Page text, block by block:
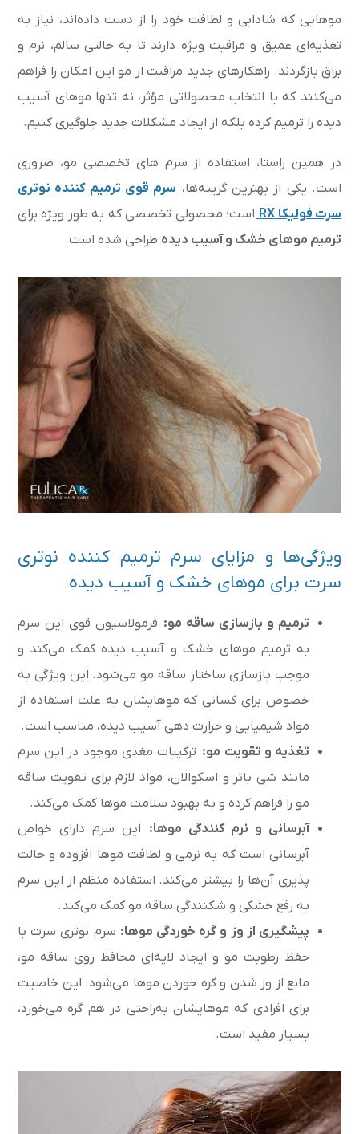
موهایی که شادابی و لطافت خود را از دست داده‌اند، نیاز به
تغذیه‌ای عمیق و مراقبت ویژه دارند تا به حالتی سالم، نرم و
براق بازگردند. راهکارهای جدید مراقبت از مو این امکان را فراهم
می‌کنند که با انتخاب محصولاتی مؤثر، نه تنها موهای آسیب
دیده را ترمیم کرده بلکه از ایجاد مشکلات جدید جلوگیری کنیم.
در همین راستا، استفاده از سرم های تخصصی مو، ضروری
است. یکی از بهترین گزینه‌ها، سرم قوی ترمیم کننده نوتری
سرت فولیکا RX
است؛ محصولی تخصصی که به طور ویژه برای
ترمیم موهای خشک و آسیب دیده طراحی شده است.
ویژگی‌ها و مزایای سرم ترمیم کننده نوتری
سرت برای موهای خشک و آسیب دیده
ترمیم و بازسازی ساقه مو: فرمولاسیون قوی این سرم
به ترمیم موهای خشک و آسیب دیده کمک می‌کند و
موجب بازسازی ساختار ساقه مو می‌شود. این ویژگی به
خصوص برای کسانی که موهایشان به علت استفاده از
مواد شیمیایی و حرارت دهی آسیب‌ دیده، مناسب است.
تغذیه و تقویت مو: ترکیبات مغذی موجود در این سرم
مانند شی باتر و اسکوالان، مواد لازم برای تقویت ساقه
مو را فراهم کرده و به بهبود سلامت موها کمک می‌کند.
آبرسانی و نرم کنندگی موها: این سرم دارای خواص
آبرسانی است که به نرمی و لطافت موها افزوده و حالت
پذیری آن‌ها را بیشتر می‌کند. استفاده منظم از این سرم
به رفع خشکی و شکنندگی ساقه مو کمک می‌کند.
پیشگیری از وز و گره خوردگی موها: سرم نوتری سرت با
حفظ رطوبت مو و ایجاد لایه‌ای محافظ روی ساقه مو،
مانع از وز شدن و گره خوردن موها می‌شود. این خاصیت
برای افرادی که موهایشان به‌راحتی در هم گره می‌خورد،
بسیار مفید است.